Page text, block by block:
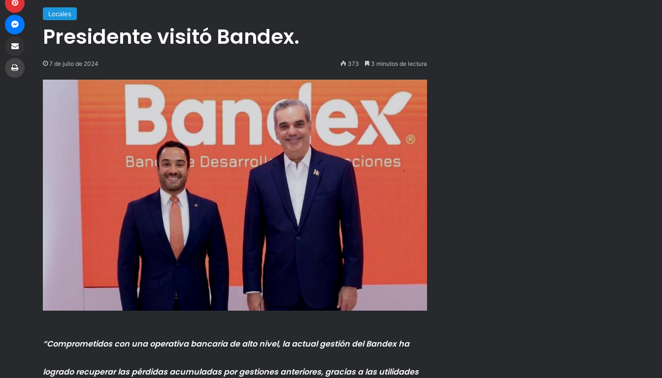
Locales
Presidente visitó Bandex.
7 de julio de 2024 373 3 minutos de lectura
“Comprometidos con una operativa bancaria de alto nivel, la actual gestión del Bandex ha
logrado recuperar las pérdidas acumuladas por gestiones anteriores, gracias a las utilidades
Messenger
Compartir por correo electrónico